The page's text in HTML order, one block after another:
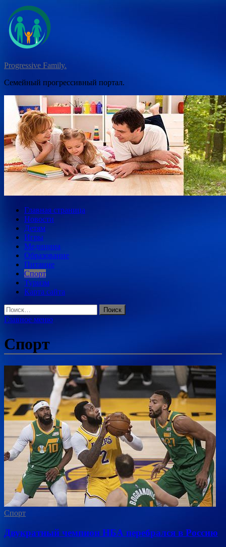
Перейти
содержимому
Progressive Family.
Семейный прогрессивный портал.
Главная страница
Новости
Детям
Игры
Медицина
Образование
Питание
Спорт
Туризм
Карта сайта
Найти:
Главное меню
Спорт
Спорт
Двукратный чемпион НБА перебрался в Россию